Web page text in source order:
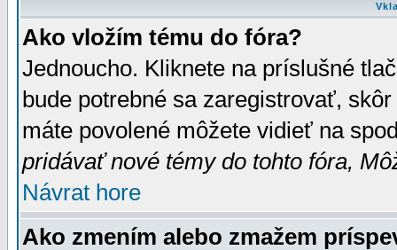
Ako vložím tému do fóra?
Jednoucho. Kliknete na príslušné
bude potrebné sa zaregistrovať,
máte povolené môžete vidieť na
pridávať nové témy do tohto fóra,
Návrat hore
Ako zmením alebo zmažem